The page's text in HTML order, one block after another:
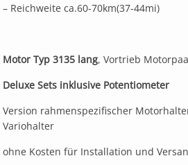
– Reichweite ca.60-70km(37-44mi)
Motor Typ 3135 lang, Vortrieb
Deluxe Sets inklusive Potentiometer
Version rahmenspezifischer
Variohalter
ohne Kosten für Installation und